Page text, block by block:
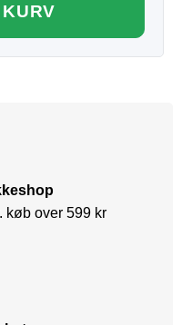
køb over 599 kr